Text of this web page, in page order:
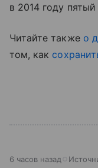
в 2014 году
Читайте также о
том, как
6 часов назад